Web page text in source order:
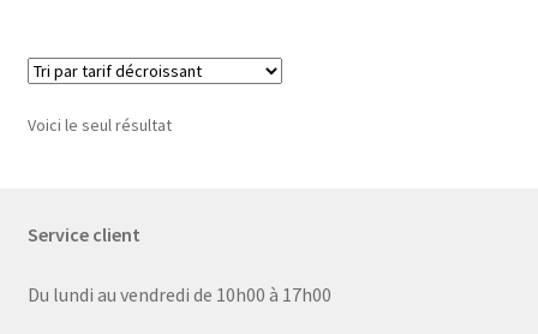
Voici le seul résultat
Service client
Du lundi au vendredi de 10h00 à 17h00